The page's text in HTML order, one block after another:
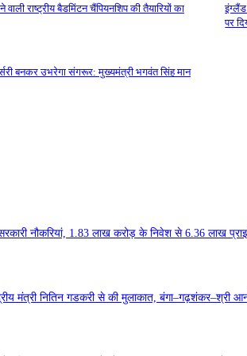
राष्ट्रीय बैडमिंटन चैंपियनशिप की तैयारियों का
इंग्लैंड
पर
बनकर उभरेगा संगरूर: मुख्यमंत्री भगवंत सिंह मान
नौकरियां, 1.83 लाख करोड़ के निवेश से 6.36 लाख
मंत्री नितिन गडकरी से की मुलाकात, बंगा–गढ़शंकर–श्री